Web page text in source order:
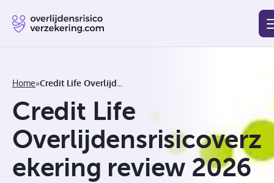
Beste
Home»
Credit Life
Overlijdensrisicoverz
ekering review 2026